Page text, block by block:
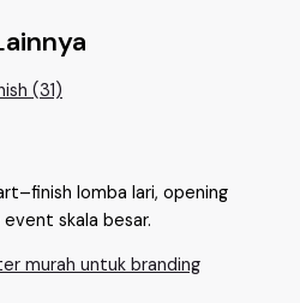
lomba lari, opening
skala besar.